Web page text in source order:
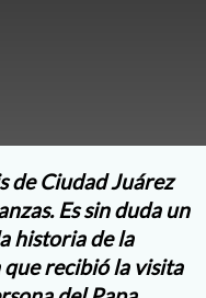
de Ciudad Juárez
Es sin duda un
historia de la
que recibió la visita